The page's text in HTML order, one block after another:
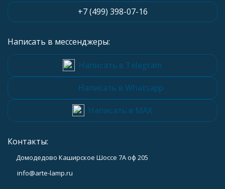
+7 (499) 398-07-16
Написать в мессенджеры:
Написать в Telegram
Написать в Whatsapp
Написать в MAX
Контакты:
Домодедово Каширское Шоссе 7А оф 205
info@arte-lamp.ru